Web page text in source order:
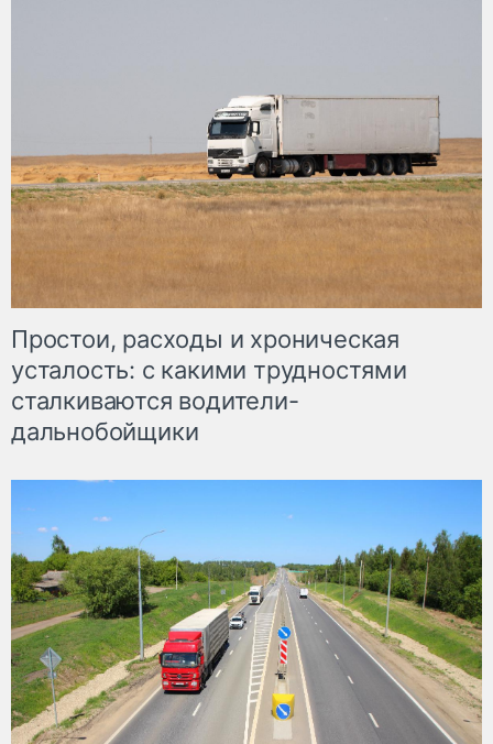
Простои, расходы и хроническая
усталость: с какими трудностями
сталкиваются водители-
дальнобойщики